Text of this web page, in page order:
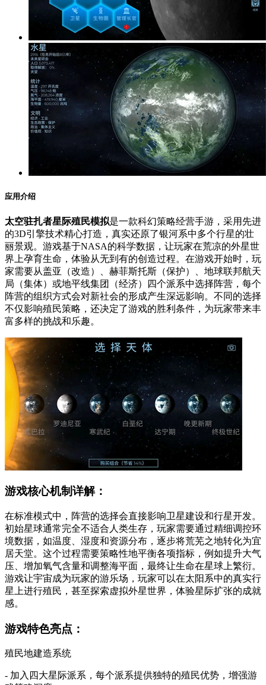
应用介绍
太空驻扎者星际殖民模拟是一款科幻策略经营手游，采用先进
的3D引擎技术精心打造，真实还原了银河系中多个行星的壮
丽景观。游戏基于NASA的科学数据，让玩家在荒凉的外星世
界上孕育生命，体验从无到有的创造过程。在游戏开始时，玩
家需要从盖亚（改造）、赫菲斯托斯（保护）、地球联邦航天
局（集体）或地平线集团（经济）四个派系中选择阵营，每个
阵营的组织方式会对新社会的形成产生深远影响。不同的选择
不仅影响殖民策略，还决定了游戏的胜利条件，为玩家带来丰
富多样的挑战和乐趣。
游戏核心机制详解：
在标准模式中，阵营的选择会直接影响卫星建设和行星开发。
初始星球通常完全不适合人类生存，玩家需要通过精细调控环
境数据，如温度、湿度和资源分布，逐步将荒芜之地转化为宜
居天堂。这个过程需要策略性地平衡各项指标，例如提升大气
压、增加氧气含量和调整海平面，最终让生命在星球上繁衍。
游戏让宇宙成为玩家的游乐场，玩家可以在太阳系中的真实行
星上进行殖民，甚至探索虚拟外星世界，体验星际扩张的成就
感。
游戏特色亮点：
殖民地建造系统
- 加入四大星际派系，每个派系提供独特的殖民优势，增强游